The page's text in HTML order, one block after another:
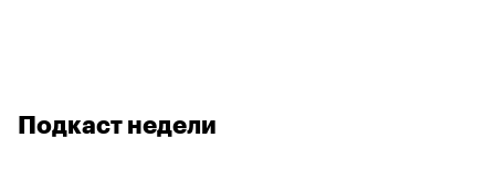
Подкаст недели